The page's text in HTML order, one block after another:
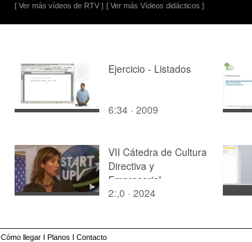
[ Ver más vídeos de RTV ] [ Ver más Vídeos didácticos ]
Ejercicio - Listados
6:34 · 2009
VII Cátedra de Cultura
Directiva y
Empresarial
2:,0 · 2024
Cómo llegar I Planos I Contacto